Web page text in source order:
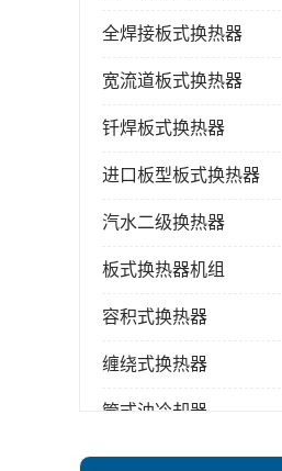
全焊接板式换热器
宽流道板式换热器
钎焊板式换热器
进口板型板式换热器
汽水二级换热器
板式换热器机组
容积式换热器
缠绕式换热器
管式油冷却器
盘管换热